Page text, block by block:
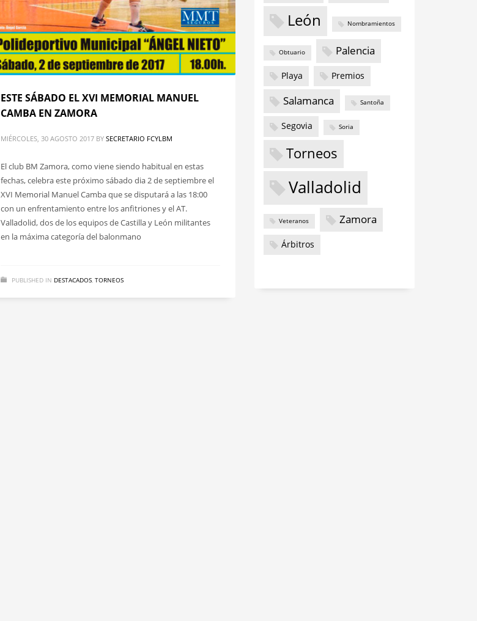
ESTE SÁBADO EL XVI MEMORIAL MANUEL
CAMBA EN ZAMORA
MIÉRCOLES, 30 AGOSTO 2017 BY SECRETARIO FCYLBM
El club BM Zamora, como viene siendo habitual en estas
fechas, celebra este próximo sábado dia 2 de septiembre el
XVI Memorial Manuel Camba que se disputará a las 18:00
con un enfrentamiento entre los anfitriones y el AT.
Valladolid, dos de los equipos de Castilla y León militantes
en la máxima categoría del balonmano
PUBLISHED IN DESTACADOS, TORNEOS
León Nombramientos
Obtuario Palencia
Playa Premios
Salamanca Santoña
Segovia Soria
Torneos
Valladolid
Veteranos Zamora
Árbitros